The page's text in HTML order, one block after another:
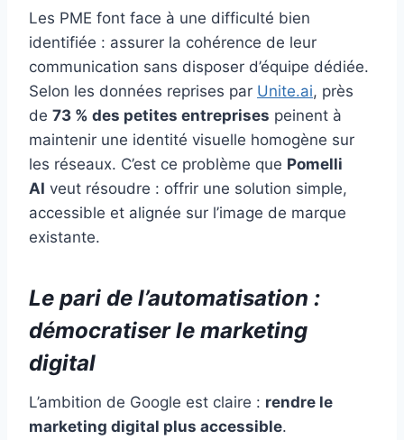
Les PME font face à une difficulté bien
identifiée : assurer la cohérence de leur
communication sans disposer d’équipe dédiée.
Selon les données reprises par Unite.ai, près
de 73 % des petites entreprises peinent à
maintenir une identité visuelle homogène sur
les réseaux. C’est ce problème que Pomelli
AI veut résoudre : offrir une solution simple,
accessible et alignée sur l’image de marque
existante.
Le pari de l’automatisation :
démocratiser le marketing
digital
L’ambition de Google est claire : rendre le
marketing digital plus accessible.